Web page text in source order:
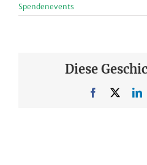
Spendenevents
Diese
Facebook